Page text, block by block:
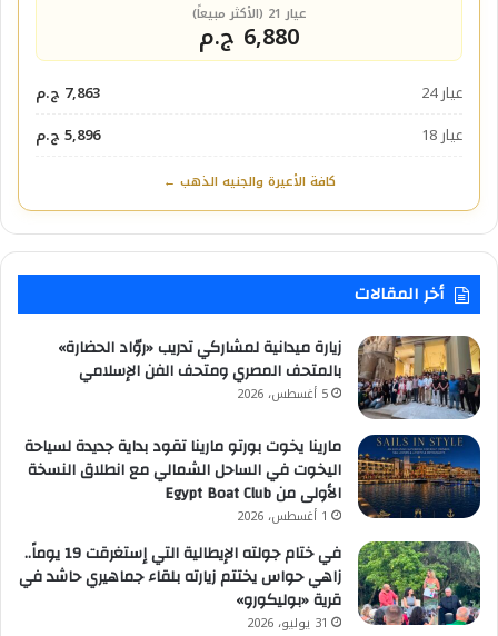
عيار 21 (الأكثر مبيعاً)
6,880 ج.م
عيار 24
7,863 ج.م
عيار 18
5,896 ج.م
كافة الأعيرة والجنيه الذهب ←
أخر المقالات
زيارة ميدانية لمشاركي تدريب «روّاد الحضارة»
بالمتحف المصري ومتحف الفن الإسلامي
5 أغسطس، 2026
مارينا يخوت بورتو مارينا تقود بداية جديدة لسياحة
اليخوت في الساحل الشمالي مع انطلاق النسخة
الأولى من Egypt Boat Club
1 أغسطس، 2026
في ختام جولته الإيطالية التي إستغرقت 19 يوماً..
زاهي حواس يختتم زيارته بلقاء جماهيري حاشد في
قرية «بوليكورو»
31 يوليو، 2026